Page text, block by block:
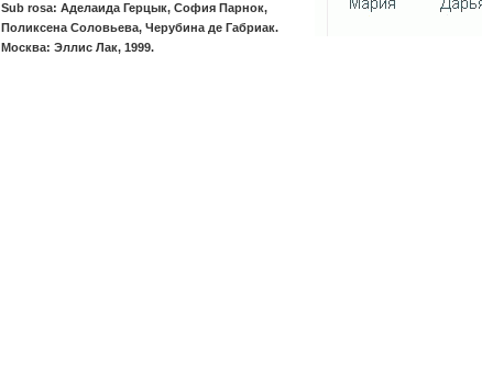
Sub rosa: Аделаида Герцык, София Парнок,
Поликсена Соловьева, Черубина де Габриак.
Москва: Эллис Лак, 1999.